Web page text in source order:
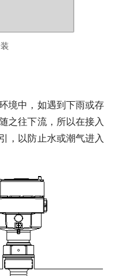
中，如遇到下雨或存
之往下流，所以在接入
，以防止水或潮气进入